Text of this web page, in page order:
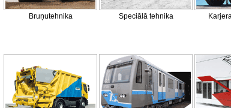
Bruņutehnika Speciālā tehnika